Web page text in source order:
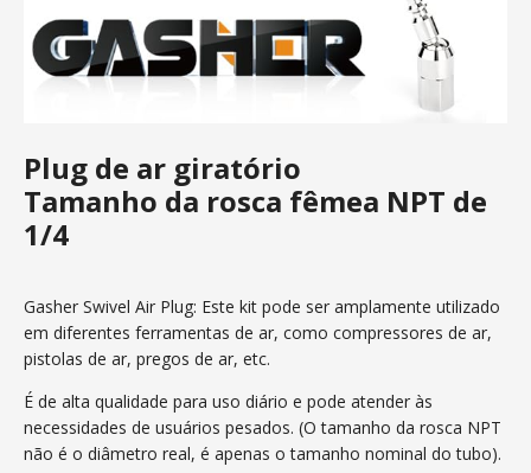
Plug de ar giratório
Tamanho da rosca fêmea NPT de
1/4
Gasher Swivel Air Plug: Este kit pode ser amplamente utilizado
em diferentes ferramentas de ar, como compressores de ar,
pistolas de ar, pregos de ar, etc.
É de alta qualidade para uso diário e pode atender às
necessidades de usuários pesados. (O tamanho da rosca NPT
não é o diâmetro real, é apenas o tamanho nominal do tubo).